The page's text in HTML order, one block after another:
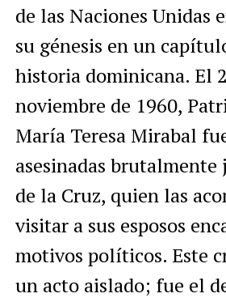
de las Naciones Unidas
su génesis en un
historia dominicana. El
noviembre de 1960,
María Teresa Mirabal
asesinadas
de la Cruz, quien las
visitar a sus esposos
motivos políticos. Este
un acto aislado; fue el